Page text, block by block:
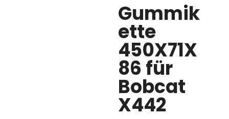
Gummik
ette
450X71X
86 für
Bobcat
X442